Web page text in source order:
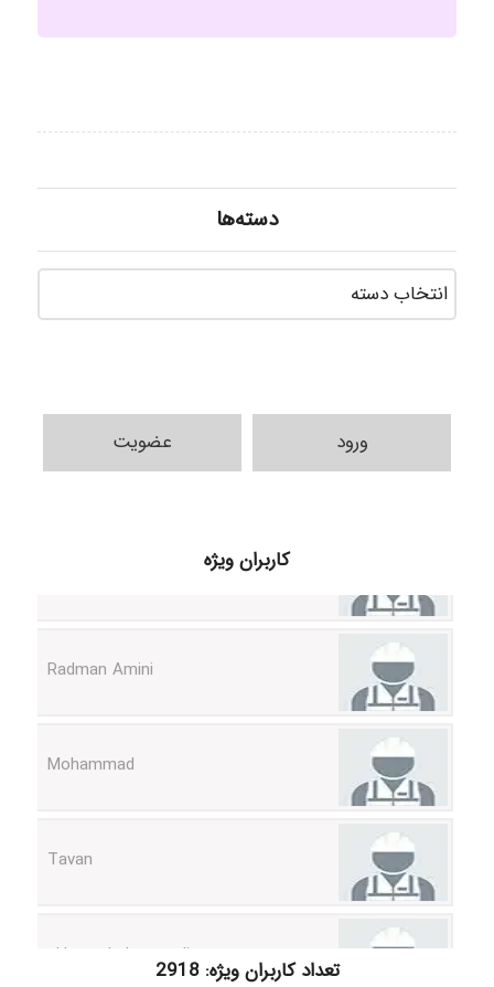
دسته‌ها
ورود عضویت
کاربران ویژه
تعداد کاربران ویژه: 2918